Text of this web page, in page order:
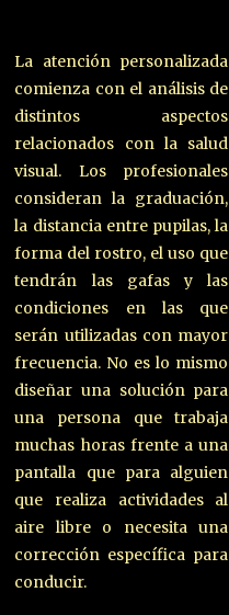
La atención personalizada
comienza con el análisis de
distintos aspectos
relacionados con la salud
visual. Los profesionales
consideran la graduación,
la distancia entre pupilas, la
forma del rostro, el uso que
tendrán las gafas y las
condiciones en las que
serán utilizadas con mayor
frecuencia. No es lo mismo
diseñar una solución para
una persona que trabaja
muchas horas frente a una
pantalla que para alguien
que realiza actividades al
aire libre o necesita una
corrección específica para
conducir.